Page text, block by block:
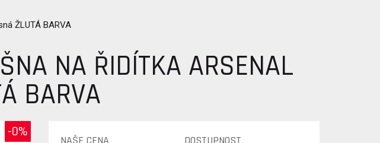
ŽLUTÁ BARVA
NA ŘIDÍTKA ARSENAL
BARVA
-0%